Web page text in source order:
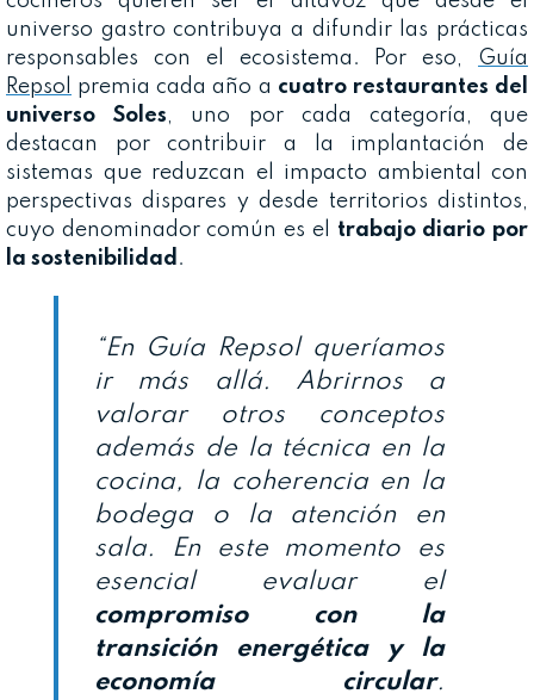
universo gastro contribuya a difundir las prácticas
responsables con el ecosistema. Por eso, Guía
Repsol
premia cada año a cuatro restaurantes del
universo Soles, uno por cada categoría, que
destacan por contribuir a la implantación de
sistemas que reduzcan el impacto ambiental con
perspectivas dispares y desde territorios distintos,
cuyo denominador común es el trabajo diario por
la sostenibilidad .
“En Guía Repsol queríamos
ir más allá. Abrirnos a
valorar otros conceptos
además de la técnica en la
cocina, la coherencia en la
bodega o la atención en
sala. En este momento es
esencial evaluar el
compromiso con la
transición energética y la
economía circular.